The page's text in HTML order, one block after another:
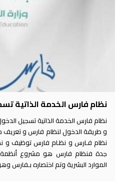
نظام فارس الخدمة الذاتية
نظام فارس الخدمة الذاتية تسجيل
و طريقة الدخول لنظام فارس و
نظام فـارس و نظـام فارس توظيف و
جدة فنظام فارس هو مشروع أنظمة
الموارد البشرية وتم اختصاره بـفارس